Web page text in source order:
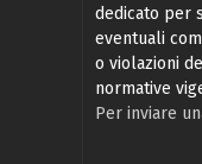
dedicato per
eventuali
o violazioni
normative
Per inviare